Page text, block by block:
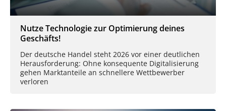
Nutze Technologie zur Optimierung deines
Geschäfts!
Der deutsche Handel steht 2026 vor einer deutlichen
Herausforderung: Ohne konsequente Digitalisierung
gehen Marktanteile an schnellere Wettbewerber
verloren